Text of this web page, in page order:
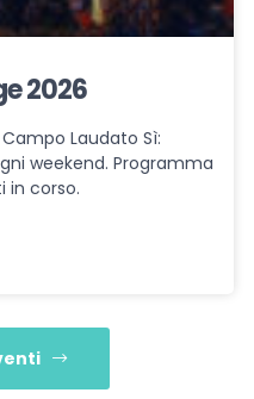
2026
Laudato Sì:
weekend. Programma
in corso.